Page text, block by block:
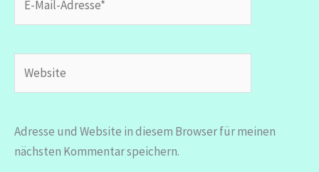
Mail-
Adresse und Website in diesem Browser für meinen
nächsten Kommentar speichern.